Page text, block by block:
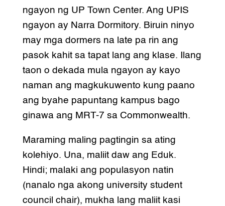
ngayon ng UP Town Center. Ang UPIS
ngayon ay Narra Dormitory. Biruin ninyo
may mga dormers na late pa rin ang
pasok kahit sa tapat lang ang klase. Ilang
taon o dekada mula ngayon ay kayo
naman ang magkukuwento kung paano
ang byahe papuntang kampus bago
ginawa ang MRT-7 sa Commonwealth.
Maraming maling pagtingin sa ating
kolehiyo. Una, maliit daw ang Eduk.
Hindi; malaki ang populasyon natin
(nanalo nga akong university student
council chair), mukha lang maliit kasi